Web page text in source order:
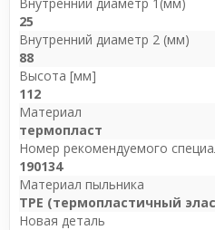
25
Внутренний диаметр 2 (мм)
88
Высота [мм]
112
Материал
термопласт
Номер рекомендуемого
190134
Материал пыльника
TPE (термопластичный
Новая деталь